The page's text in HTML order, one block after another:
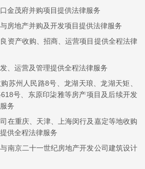
金茂府并购项目提供法律服务
房地产并购及开发项目提供法律服务
资产收购、招商、运营项目提供全程法律
、运营及管理提供全程法律服务
苏州人民路8号、龙湖天琅、龙湖天矩、
号、东原印柒雅等房产项目及后续开发
务
在重庆、天津、上海闵行及嘉定等地收购
供全程法律服务
南京二十一世纪房地产开发公司建筑设计